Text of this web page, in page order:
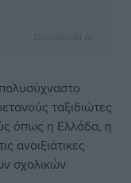
ταξιδιώτες
όπως η Ελλάδα, η
ανοιξιάτικες
σχολικών